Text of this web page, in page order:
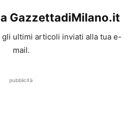
GazzettadiMilano.it
ultimi articoli inviati alla tua e-
mail.
pubblicità